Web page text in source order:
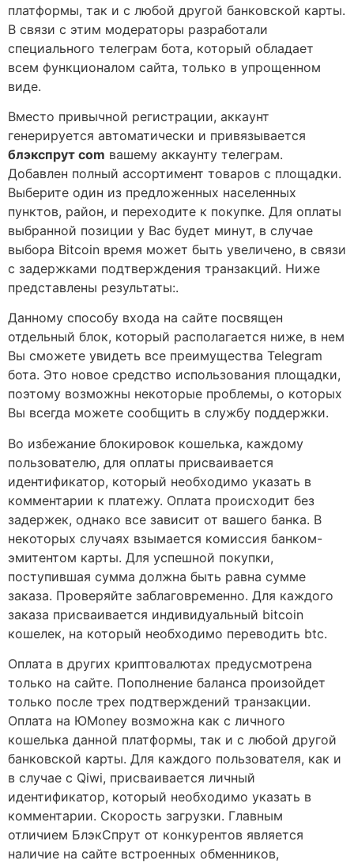
платформы, так и с любой другой банковской карты.
В связи с этим модераторы разработали
специального телеграм бота, который обладает
всем функционалом сайта, только в упрощенном
виде.
Вместо привычной регистрации, аккаунт
генерируется автоматически и привязывается
блэкспрут com вашему аккаунту телеграм.
Добавлен полный ассортимент товаров с площадки.
Выберите один из предложенных населенных
пунктов, район, и переходите к покупке. Для оплаты
выбранной позиции у Вас будет минут, в случае
выбора Bitcoin время может быть увеличено, в связи
с задержками подтверждения транзакций. Ниже
представлены результаты:.
Данному способу входа на сайте посвящен
отдельный блок, который располагается ниже, в нем
Вы сможете увидеть все преимущества Telegram
бота. Это новое средство использования площадки,
поэтому возможны некоторые проблемы, о которых
Вы всегда можете сообщить в службу поддержки.
Во избежание блокировок кошелька, каждому
пользователю, для оплаты присваивается
идентификатор, который необходимо указать в
комментарии к платежу. Оплата происходит без
задержек, однако все зависит от вашего банка. В
некоторых случаях взымается комиссия банком-
эмитентом карты. Для успешной покупки,
поступившая сумма должна быть равна сумме
заказа. Проверяйте заблаговременно. Для каждого
заказа присваивается индивидуальный bitcoin
кошелек, на который необходимо переводить btc.
Оплата в других криптовалютах предусмотрена
только на сайте. Пополнение баланса произойдет
только после трех подтверждений транзакции.
Оплата на ЮMoney возможна как с личного
кошелька данной платформы, так и с любой другой
банковской карты. Для каждого пользователя, как и
в случае с Qiwi, присваивается личный
идентификатор, который необходимо указать в
комментарии. Скорость загрузки. Главным
отличием БлэкСпрут от конкурентов является
наличие на сайте встроенных обменников,